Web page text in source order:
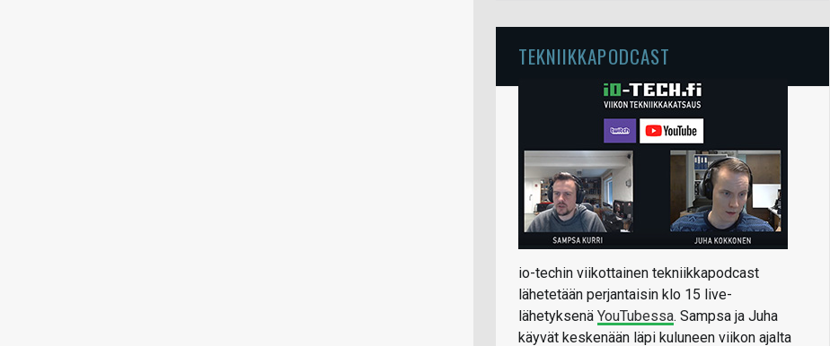
TEKNIIKKAPODCAST
io-techin viikottainen tekniikkapodcast
lähetetään perjantaisin klo 15 live-
lähetyksenä YouTubessa. Sampsa ja Juha
käyvät keskenään läpi kuluneen viikon ajalta